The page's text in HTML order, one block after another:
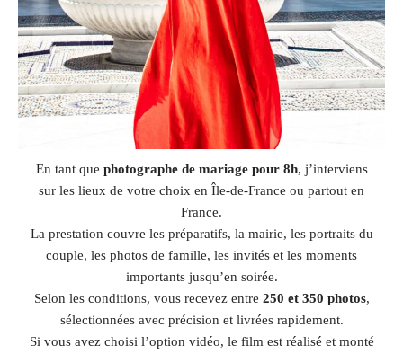
En tant que photographe de mariage pour 8h, j’interviens
sur les lieux de votre choix en Île-de-France ou partout en
France.
La prestation couvre les préparatifs, la mairie, les portraits du
couple, les photos de famille, les invités et les moments
importants jusqu’en soirée.
Selon les conditions, vous recevez entre 250 et 350 photos,
sélectionnées avec précision et livrées rapidement.
Si vous avez choisi l’option vidéo, le film est réalisé et monté